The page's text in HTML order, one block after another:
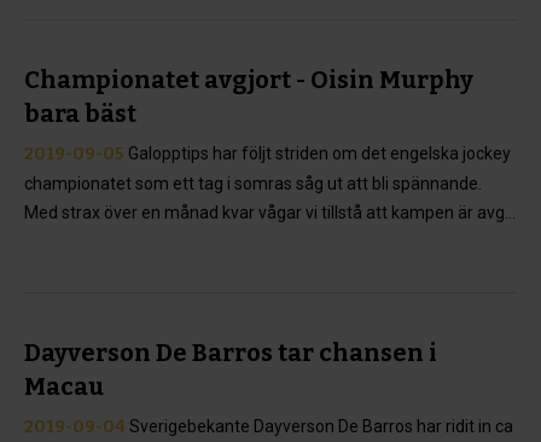
Championatet avgjort - Oisin Murphy
bara bäst
2019-09-05 Galopptips har följt striden om det engelska jockey
championatet som ett tag i somras såg ut att bli spännande.
Med strax över en månad kvar vågar vi tillstå att kampen är avg...
Dayverson De Barros tar chansen i
Macau
2019-09-04Sverigebekante Dayverson De Barros har ridit in ca